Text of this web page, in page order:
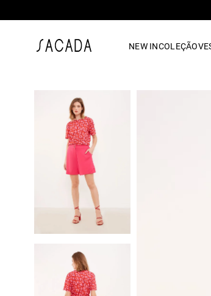
NEW INCOLEÇÃO
vestido midi